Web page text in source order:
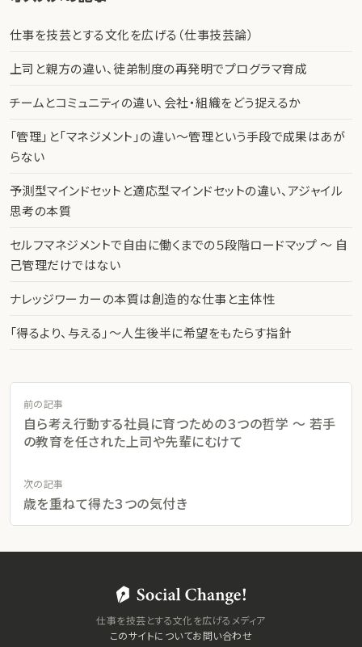
仕事を技芸とする文化を広げる（仕事技芸論）
上司と親方の違い、徒弟制度の再発明でプログラマ育成
チームとコミュニティの違い、会社・組織をどう捉えるか
「管理」と「マネジメント」の違い〜管理という手段で成果はあが
らない
予測型マインドセットと適応型マインドセットの違い、アジャイル
思考の本質
セルフマネジメントで自由に働くまでの５段階ロードマップ 〜 自
己管理だけではない
ナレッジワーカーの本質は創造的な仕事と主体性
「得るより、与える」〜人生後半に希望をもたらす指針
前の記事
自ら考え行動する社員に育つための３つの哲学 〜 若手
の教育を任された上司や先輩にむけて
次の記事
歳を重ねて得た３つの気付き
仕事を技芸とする文化を広げるメディア
このサイトについてお問い合わせ